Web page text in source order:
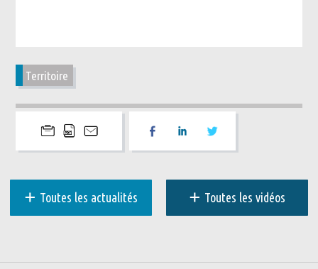
Territoire
+ Toutes les actualités + Toutes les vidéos